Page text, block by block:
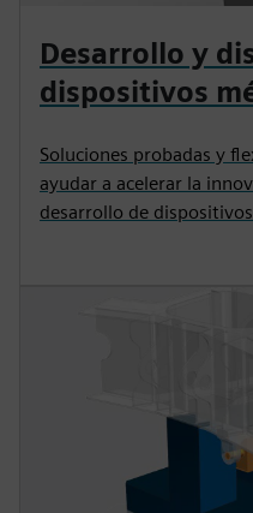
Desarrollo y
dispositivos
Soluciones probadas y
ayudar a acelerar la
desarrollo de